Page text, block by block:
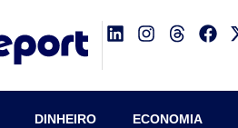
DINHEIRO ECONOMIA